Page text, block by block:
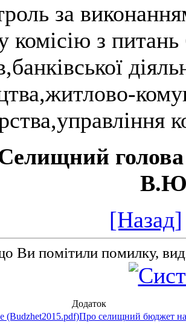
за
комісію з
[Назад]
Ви помітили помилку,
Додаток
Про селищний бюджет на